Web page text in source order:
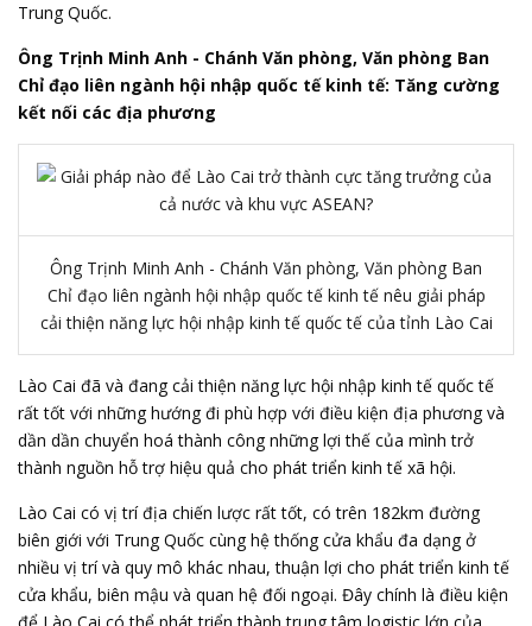
Trung Quốc.
Ông Trịnh Minh Anh - Chánh Văn phòng, Văn phòng Ban
Chỉ đạo liên ngành hội nhập quốc tế kinh tế: Tăng cường
kết nối các địa phương
Ông Trịnh Minh Anh - Chánh Văn phòng, Văn phòng Ban
Chỉ đạo liên ngành hội nhập quốc tế kinh tế nêu giải pháp
cải thiện năng lực hội nhập kinh tế quốc tế của tỉnh Lào Cai
Lào Cai đã và đang cải thiện năng lực hội nhập kinh tế quốc tế
rất tốt với những hướng đi phù hợp với điều kiện địa phương và
dần dần chuyển hoá thành công những lợi thế của mình trở
thành nguồn hỗ trợ hiệu quả cho phát triển kinh tế xã hội.
Lào Cai có vị trí địa chiến lược rất tốt, có trên 182km đường
biên giới với Trung Quốc cùng hệ thống cửa khẩu đa dạng ở
nhiều vị trí và quy mô khác nhau, thuận lợi cho phát triển kinh tế
cửa khẩu, biên mậu và quan hệ đối ngoại. Đây chính là điều kiện